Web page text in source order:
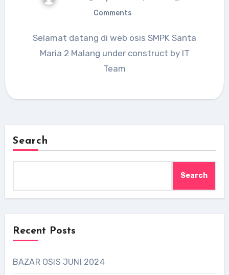
Comments
Selamat datang di web osis SMPK Santa
Maria 2 Malang under construct by IT
Team
Search
Search
Recent Posts
BAZAR OSIS JUNI 2024